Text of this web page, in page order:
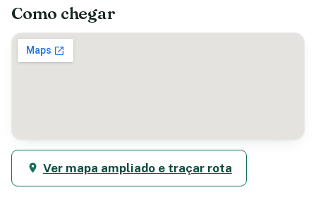
Como chegar
Ver mapa ampliado e traçar rota